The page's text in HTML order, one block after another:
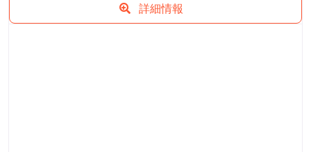
詳細情報